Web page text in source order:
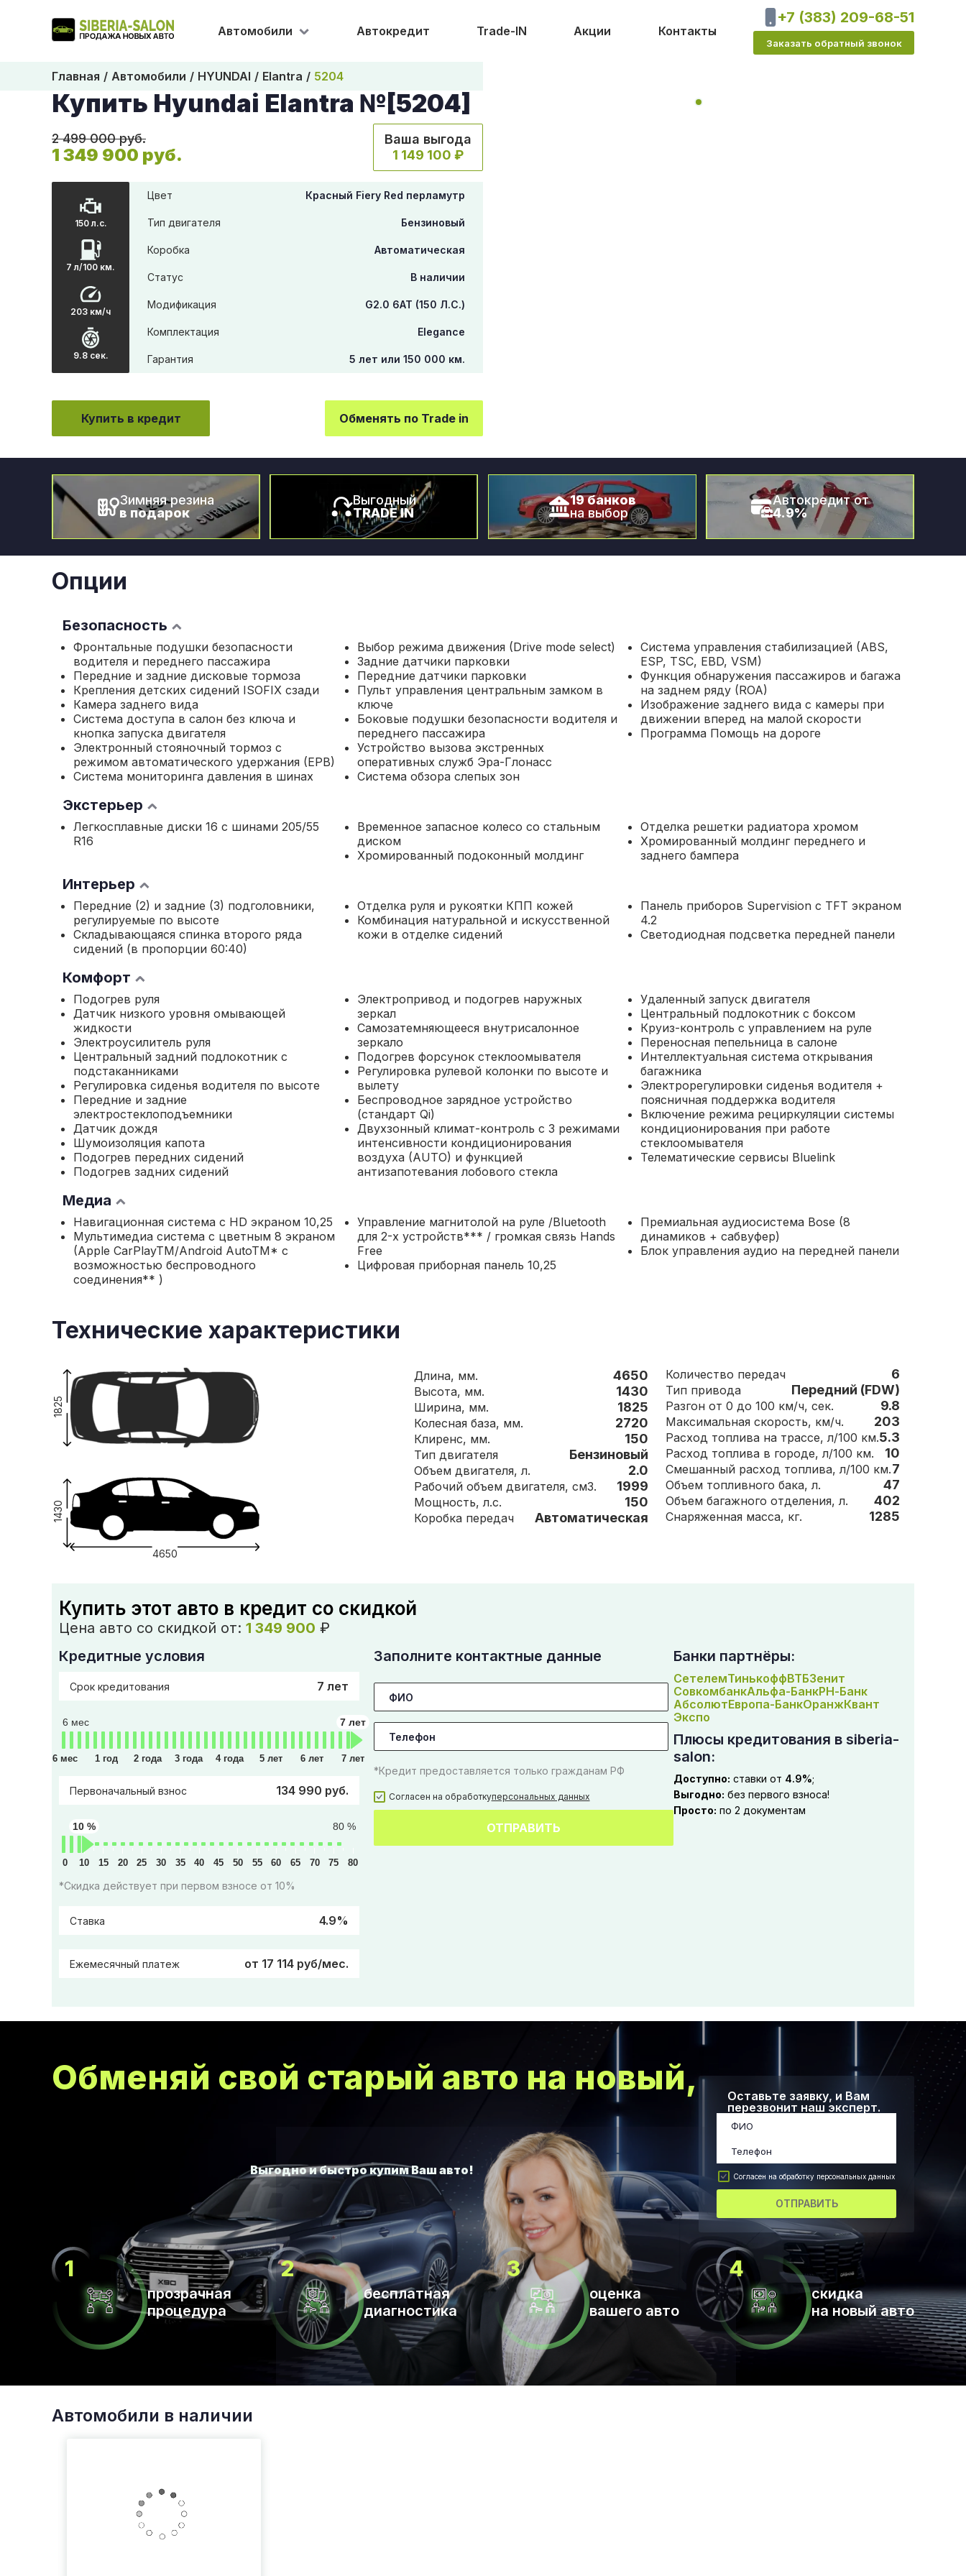
Автомобили Автокредит Trade-IN Акции Контакты
+7 (383) 209-68-51
Заказать обратный звонок
Главная Автомобили HYUNDAI Elantra 5204
Купить Hyundai Elantra №[5204]
2 499 000 руб.
1 349 900 руб.
Ваша выгода
1 149 100 ₽
150 л.с.
7 л/100 км.
203 км/ч
9.8 сек.
Цвет Красный Fiery Red перламутр
Тип двигателя Бензиновый
Коробка Автоматическая
Статус В наличии
Модификация G2.0 6AT (150 Л.С.)
Комплектация Elegance
Гарантия 5 лет или 150 000 км.
Купить в кредит Обменять по Trade in
Зимняя резина
в подарок
Выгодный
TRADE IN
19 банков
на выбор
Автокредит от
4.9%
Опции
Безопасность
Фронтальные подушки безопасности
водителя и переднего пассажира
Передние и задние дисковые тормоза
Крепления детских сидений ISOFIX сзади
Камера заднего вида
Система доступа в салон без ключа и
кнопка запуска двигателя
Электронный стояночный тормоз с
режимом автоматического удержания (EPB)
Система мониторинга давления в шинах
Выбор режима движения (Drive mode select)
Задние датчики парковки
Передние датчики парковки
Пульт управления центральным замком в
ключе
Боковые подушки безопасности водителя и
переднего пассажира
Устройство вызова экстренных
оперативных служб Эра-Глонасс
Система обзора слепых зон
Система управления стабилизацией (ABS,
ESP, TSC, EBD, VSM)
Функция обнаружения пассажиров и багажа
на заднем ряду (ROA)
Изображение заднего вида с камеры при
движении вперед на малой скорости
Программа Помощь на дороге
Экстерьер
Легкосплавные диски 16 с шинами 205/55
R16
Временное запасное колесо со стальным
диском
Хромированный подоконный молдинг
Отделка решетки радиатора хромом
Хромированный молдинг переднего и
заднего бампера
Интерьер
Передние (2) и задние (3) подголовники,
регулируемые по высоте
Складывающаяся спинка второго ряда
сидений (в пропорции 60:40)
Отделка руля и рукоятки КПП кожей
Комбинация натуральной и искусственной
кожи в отделке сидений
Панель приборов Supervision с TFT экраном
4.2
Светодиодная подсветка передней панели
Комфорт
Подогрев руля
Датчик низкого уровня омывающей
жидкости
Электроусилитель руля
Центральный задний подлокотник с
подстаканниками
Регулировка сиденья водителя по высоте
Передние и задние
электростеклоподъемники
Датчик дождя
Шумоизоляция капота
Подогрев передних сидений
Подогрев задних сидений
Электропривод и подогрев наружных
зеркал
Самозатемняющееся внутрисалонное
зеркало
Подогрев форсунок стеклоомывателя
Регулировка рулевой колонки по высоте и
вылету
Беспроводное зарядное устройство
(стандарт Qi)
Двухзонный климат-контроль с 3 режимами
интенсивности кондиционирования
воздуха (AUTO) и функцией
антизапотевания лобового стекла
Удаленный запуск двигателя
Центральный подлокотник с боксом
Круиз-контроль с управлением на руле
Переносная пепельница в салоне
Интеллектуальная система открывания
багажника
Электрорегулировки сиденья водителя +
поясничная поддержка водителя
Включение режима рециркуляции системы
кондиционирования при работе
стеклоомывателя
Телематические сервисы Bluelink
Медиа
Навигационная система с HD экраном 10,25
Мультимедиа система с цветным 8 экраном
(Apple CarPlayTM/Android AutoTM* с
возможностью беспроводного
соединения** )
Управление магнитолой на руле /Bluetooth
для 2-х устройств*** / громкая связь Hands
Free
Цифровая приборная панель 10,25
Премиальная аудиосистема Bose (8
динамиков + сабвуфер)
Блок управления аудио на передней панели
Технические характеристики
4650
1430
1825
Длина, мм. 4650
Высота, мм. 1430
Ширина, мм. 1825
Колесная база, мм. 2720
Клиренс, мм. 150
Тип двигателя Бензиновый
Объем двигателя, л. 2.0
Рабочий объем двигателя, см3. 1999
Мощность, л.с. 150
Коробка передач Автоматическая
Количество передач 6
Тип привода Передний (FDW)
Разгон от 0 до 100 км/ч, сек. 9.8
Максимальная скорость, км/ч. 203
Расход топлива на трассе, л/100 км.5.3
Расход топлива в городе, л/100 км. 10
Смешанный расход топлива, л/100 км.7
Объем топливного бака, л. 47
Объем багажного отделения, л. 402
Снаряженная масса, кг. 1285
Купить этот авто в кредит со скидкой
Цена авто со скидкой от: 1 349 900 ₽
Кредитные условия
Срок кредитования 7 лет
6 мес 7 лет
6 мес 1 год 2 года 3 года 4 года 5 лет 6 лет 7 лет
Первоначальный взнос 134 990 руб.
80 %
10 %
0 10 15 20 25 30 35 40 45 50 55 60 65 70 75 80
*Скидка действует при первом взносе от 10%
Ставка 4.9%
Ежемесячный платеж от 17 114 руб/мес.
Заполните контактные данные
*Кредит предоставляется только гражданам РФ
Согласен на обработкуперсональных данных
ОТПРАВИТЬ
Банки партнёры:
СетелемТинькоффВТБЗенит
СовкомбанкАльфа-БанкРН-Банк
АбсолютЕвропа-БанкОранжКвант
Экспо
Плюсы кредитования в siberia-
salon:
Доступно: ставки от 4.9%;
Выгодно: без первого взноса!
Просто: по 2 документам
Обменяй свой старый авто на новый,
Оставьте заявку, и Вам
перезвонит наш эксперт.
Согласен на обработку персональных данных
ОТПРАВИТЬ
прозрачная
процедура
бесплатная
диагностика
оценка
вашего авто
скидка
на новый авто
Автомобили в наличии